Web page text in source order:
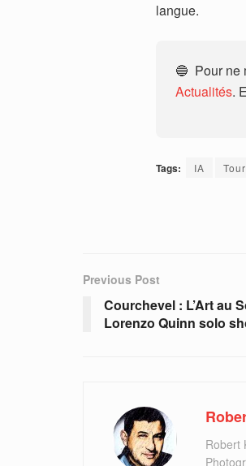
langue.
🔵 Pour ne
Actualités.
Tags: IA
Previous Post
Courchevel : L’Art au
Lorenzo Quinn solo
Robert